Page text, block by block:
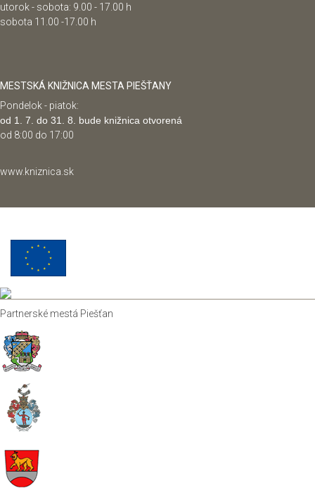
utorok - sobota: 9.00 - 17.00 h
sobota 11.00 -17.00 h
MESTSKÁ KNIŽNICA MESTA PIEŠŤANY
Pondelok - piatok:
od 1. 7. do 31. 8. bude knižnica otvorená
od 8:00 do 17:00
www.kniznica.sk
Partnerské mestá Piešťan